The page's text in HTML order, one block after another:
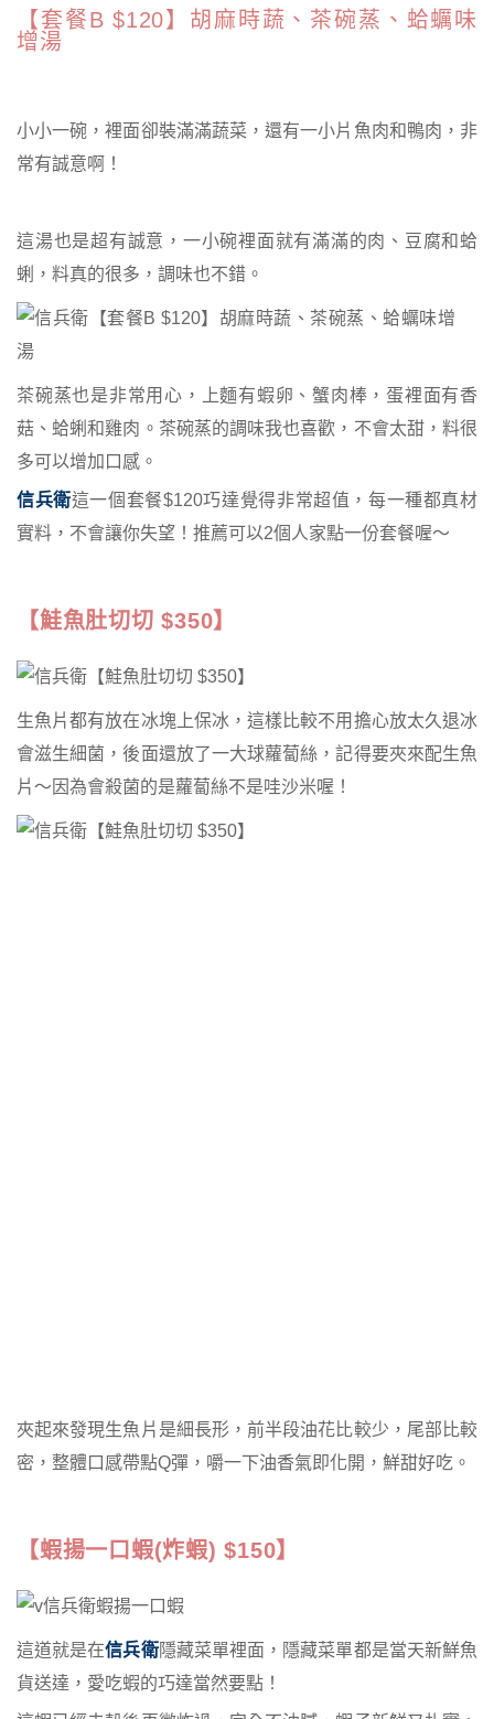
【套餐B $120】胡麻時蔬、茶碗蒸、蛤蠣味
增湯
小小一碗，裡面卻裝滿滿蔬菜，還有一小片魚肉和鴨肉，非
常有誠意啊！
這湯也是超有誠意，一小碗裡面就有滿滿的肉、豆腐和蛤
蜊，料真的很多，調味也不錯。
茶碗蒸也是非常用心，上麵有蝦卵、蟹肉棒，蛋裡面有香
菇、蛤蜊和雞肉。茶碗蒸的調味我也喜歡，不會太甜，料很
多可以增加口感。
信兵衛這一個套餐$120巧達覺得非常超值，每一種都真材
實料，不會讓你失望！推薦可以2個人家點一份套餐喔～
【鮭魚肚切切 $350】
生魚片都有放在冰塊上保冰，這樣比較不用擔心放太久退冰
會滋生細菌，後面還放了一大球蘿蔔絲，記得要夾來配生魚
片～因為會殺菌的是蘿蔔絲不是哇沙米喔！
夾起來發現生魚片是細長形，前半段油花比較少，尾部比較
密，整體口感帶點Q彈，嚼一下油香氣即化開，鮮甜好吃。
【蝦揚一口蝦(炸蝦) $150】
這道就是在信兵衛隱藏菜單裡面，隱藏菜單都是當天新鮮魚
貨送達，愛吃蝦的巧達當然要點！